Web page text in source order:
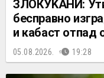
ЗЛОКУЌАНИ:
бесправно
и кабаст отпад
05.08.2026. 19:28